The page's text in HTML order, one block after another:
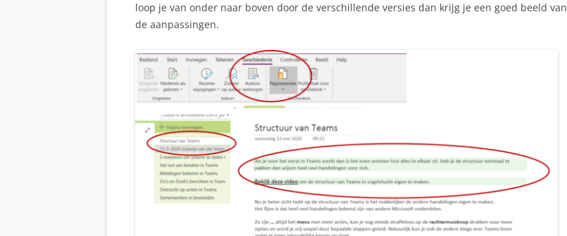
loop je van onder naar boven door de verschillende versies dan krijg je een goed beeld van
de aanpassingen.